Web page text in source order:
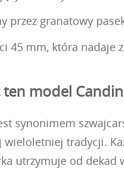
przez granatowy
45 mm, która nadaje
model
synonimem
tradycji.
utrzymuje od